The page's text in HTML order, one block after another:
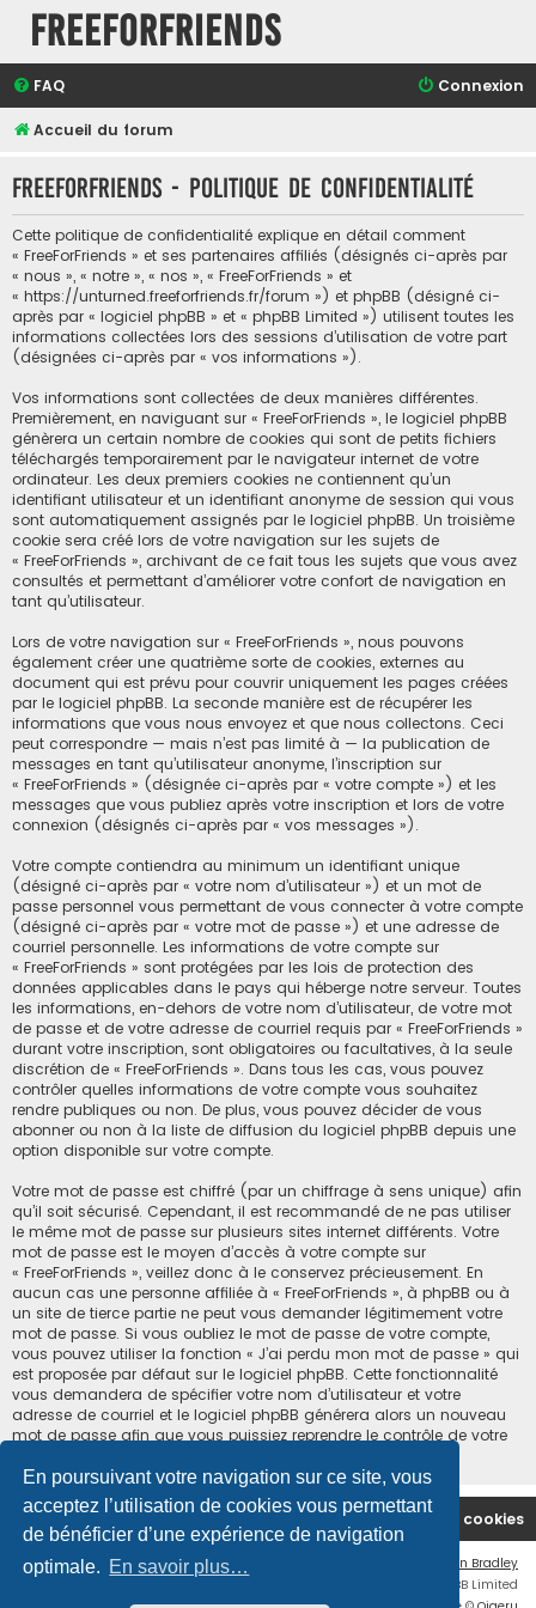
En poursuivant votre navigation sur ce site, vous
acceptez l’utilisation de cookies vous permettant
de bénéficier d’une expérience de navigation
optimale. En savoir plus…
FreeForFriends
FAQ Connexion
Accueil du forum
FreeForFriends - Politique de confidentialité
Cette politique de confidentialité explique en détail comment
« FreeForFriends » et ses partenaires affiliés (désignés ci-après par
« nous », « notre », « nos », « FreeForFriends » et
« https://unturned.freeforfriends.fr/forum ») et phpBB (désigné ci-
après par « logiciel phpBB » et « phpBB Limited ») utilisent toutes les
informations collectées lors des sessions d’utilisation de votre part
(désignées ci-après par « vos informations »).
Vos informations sont collectées de deux manières différentes.
Premièrement, en naviguant sur « FreeForFriends », le logiciel phpBB
génèrera un certain nombre de cookies qui sont de petits fichiers
téléchargés temporairement par le navigateur internet de votre
ordinateur. Les deux premiers cookies ne contiennent qu’un
identifiant utilisateur et un identifiant anonyme de session qui vous
sont automatiquement assignés par le logiciel phpBB. Un troisième
cookie sera créé lors de votre navigation sur les sujets de
« FreeForFriends », archivant de ce fait tous les sujets que vous avez
consultés et permettant d’améliorer votre confort de navigation en
tant qu’utilisateur.
Lors de votre navigation sur « FreeForFriends », nous pouvons
également créer une quatrième sorte de cookies, externes au
document qui est prévu pour couvrir uniquement les pages créées
par le logiciel phpBB. La seconde manière est de récupérer les
informations que vous nous envoyez et que nous collectons. Ceci
peut correspondre — mais n’est pas limité à — la publication de
messages en tant qu’utilisateur anonyme, l’inscription sur
« FreeForFriends » (désignée ci-après par « votre compte ») et les
messages que vous publiez après votre inscription et lors de votre
connexion (désignés ci-après par « vos messages »).
Votre compte contiendra au minimum un identifiant unique
(désigné ci-après par « votre nom d’utilisateur ») et un mot de
passe personnel vous permettant de vous connecter à votre compte
(désigné ci-après par « votre mot de passe ») et une adresse de
courriel personnelle. Les informations de votre compte sur
« FreeForFriends » sont protégées par les lois de protection des
données applicables dans le pays qui héberge notre serveur. Toutes
les informations, en-dehors de votre nom d’utilisateur, de votre mot
de passe et de votre adresse de courriel requis par « FreeForFriends »
durant votre inscription, sont obligatoires ou facultatives, à la seule
discrétion de « FreeForFriends ». Dans tous les cas, vous pouvez
contrôler quelles informations de votre compte vous souhaitez
rendre publiques ou non. De plus, vous pouvez décider de vous
abonner ou non à la liste de diffusion du logiciel phpBB depuis une
option disponible sur votre compte.
Votre mot de passe est chiffré (par un chiffrage à sens unique) afin
qu’il soit sécurisé. Cependant, il est recommandé de ne pas utiliser
le même mot de passe sur plusieurs sites internet différents. Votre
mot de passe est le moyen d’accès à votre compte sur
« FreeForFriends », veillez donc à le conservez précieusement. En
aucun cas une personne affiliée à « FreeForFriends », à phpBB ou à
un site de tierce partie ne peut vous demander légitimement votre
mot de passe. Si vous oubliez le mot de passe de votre compte,
vous pouvez utiliser la fonction « J’ai perdu mon mot de passe » qui
est proposée par défaut sur le logiciel phpBB. Cette fonctionnalité
vous demandera de spécifier votre nom d’utilisateur et votre
adresse de courriel et le logiciel phpBB générera alors un nouveau
mot de passe afin que vous puissiez reprendre le contrôle de votre
Accueil du forum Supprimer les cookies
Ian Bradley
® Forum Software © phpBB Limited